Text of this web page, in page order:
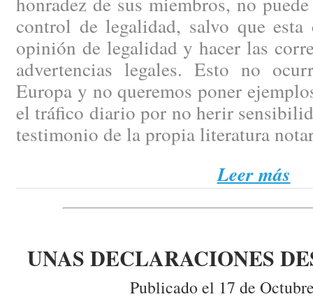
control de legalidad, salvo que
opinión de legalidad y hacer las
advertencias legales. Esto no
Europa y no queremos poner
el tráfico diario por no herir
testimonio de la propia literatura
Leer más
UNAS DECLARACIONES
Publicado el 17 de